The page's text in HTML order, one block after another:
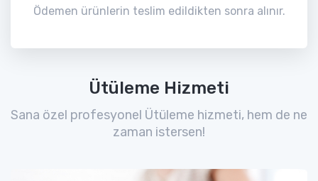
Ödemen ürünlerin teslim edildikten sonra alınır.
Ütüleme Hizmeti
Sana özel profesyonel Ütüleme hizmeti, hem de ne
zaman istersen!